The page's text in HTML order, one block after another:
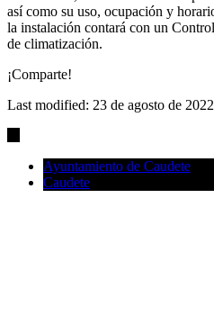
así como su uso, ocupación y
la instalación contará con un
de climatización.
¡Comparte!
Last modified: 23 de agosto de 2022
Ayuntamiento de Caudete
Caudete